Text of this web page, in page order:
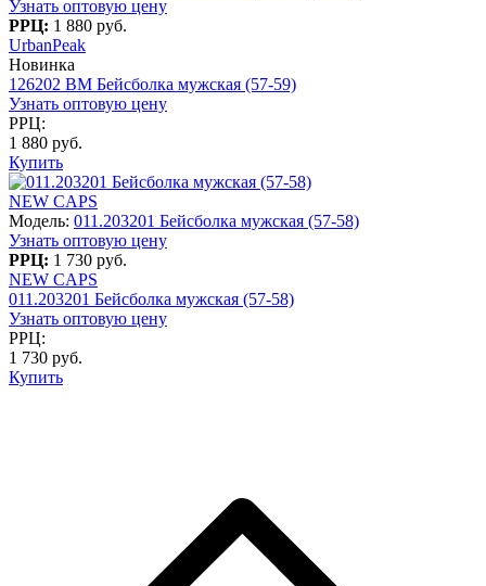
Узнать оптовую цену
РРЦ: 1 880 руб.
UrbanPeak
Новинка
126202 BM Бейсболка мужская (57-59)
Узнать оптовую цену
РРЦ:
1 880 руб.
Купить
NEW CAPS
Модель: 011.203201 Бейсболка мужская (57-58)
Узнать оптовую цену
РРЦ: 1 730 руб.
NEW CAPS
011.203201 Бейсболка мужская (57-58)
Узнать оптовую цену
РРЦ:
1 730 руб.
Купить